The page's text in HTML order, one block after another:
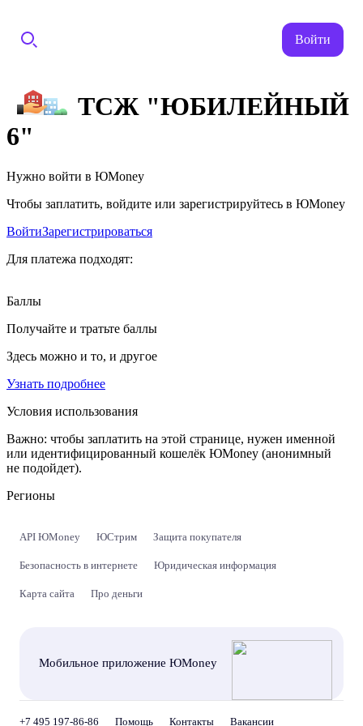
Войти
ТСЖ "ЮБИЛЕЙНЫЙ
6"
Нужно войти в ЮMoney
Чтобы заплатить, войдите или зарегистрируйтесь в ЮMoney
ВойтиЗарегистрироваться
Для платежа подходят:
Баллы
Получайте и тратьте баллы
Здесь можно и то, и другое
Узнать подробнее
Условия использования
Важно: чтобы заплатить на этой странице, нужен именной
или идентифицированный кошелёк ЮMoney (анонимный
не подойдет).
Регионы
API ЮMoney ЮСтрим Защита покупателя
Безопасность в интернете Юридическая информация
Карта сайта Про деньги
Мобильное приложение ЮMoney
+7 495 197-86-86 Помощь Контакты Вакансии